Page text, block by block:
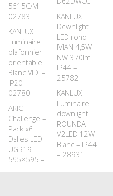
5515C/M –
02783
KANLUX
Luminaire
plafonnier
orientable
Blanc VIDI –
IP20 –
02780
ARIC
Challenge –
Pack x6
Dalles LED
UGR19
595×595 –
KANLUX
Downlight
LED rond
IVIAN 4,5W
NW 370lm
IP44 –
25782
KANLUX
Luminaire
downlight
ROUNDA
V2LED 12W
Blanc – IP44
– 28931